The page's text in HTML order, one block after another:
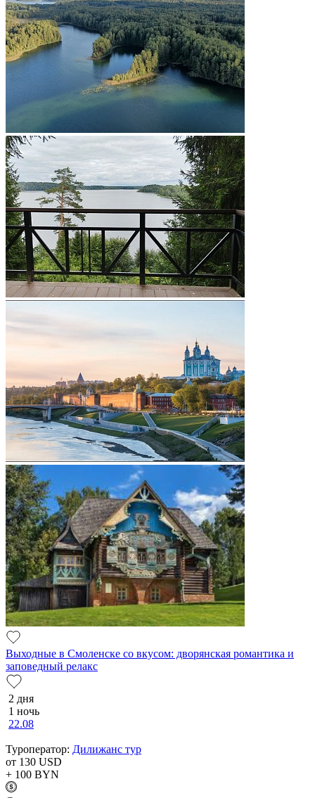
Выходные в Смоленске со вкусом: дворянская романтика и
заповедный релакс
2 дня
1 ночь
22.08
Туроператор: Дилижанс тур
от 130 USD
+ 100 BYN